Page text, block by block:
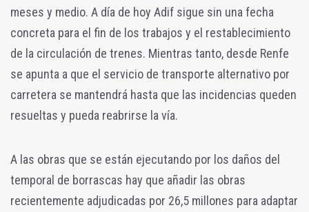
meses y medio. A día de hoy Adif sigue sin una fecha
concreta para el fin de los trabajos y el restablecimiento
de la circulación de trenes. Mientras tanto, desde Renfe
se apunta a que el servicio de transporte alternativo por
carretera se mantendrá hasta que las incidencias queden
resueltas y pueda reabrirse la vía.
A las obras que se están ejecutando por los daños del
temporal de borrascas hay que añadir las obras
recientemente adjudicadas por 26,5 millones para adaptar